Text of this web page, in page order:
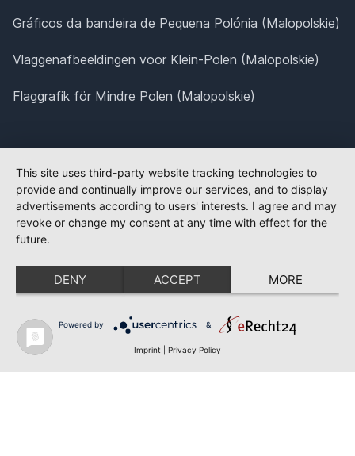
Gráficos da bandeira de Pequena Polónia (Malopolskie)
Vlaggenafbeeldingen voor Klein-Polen (Malopolskie)
Flaggrafik för Mindre Polen (Malopolskie)
This site uses third-party website tracking technologies to
provide and continually improve our services, and to display
advertisements according to users' interests. I agree and may
revoke or change my consent at any time with effect for the
future.
DENY ACCEPT MORE
Powered by &
Imprint Privacy Policy